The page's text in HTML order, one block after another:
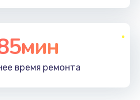
время ремонта